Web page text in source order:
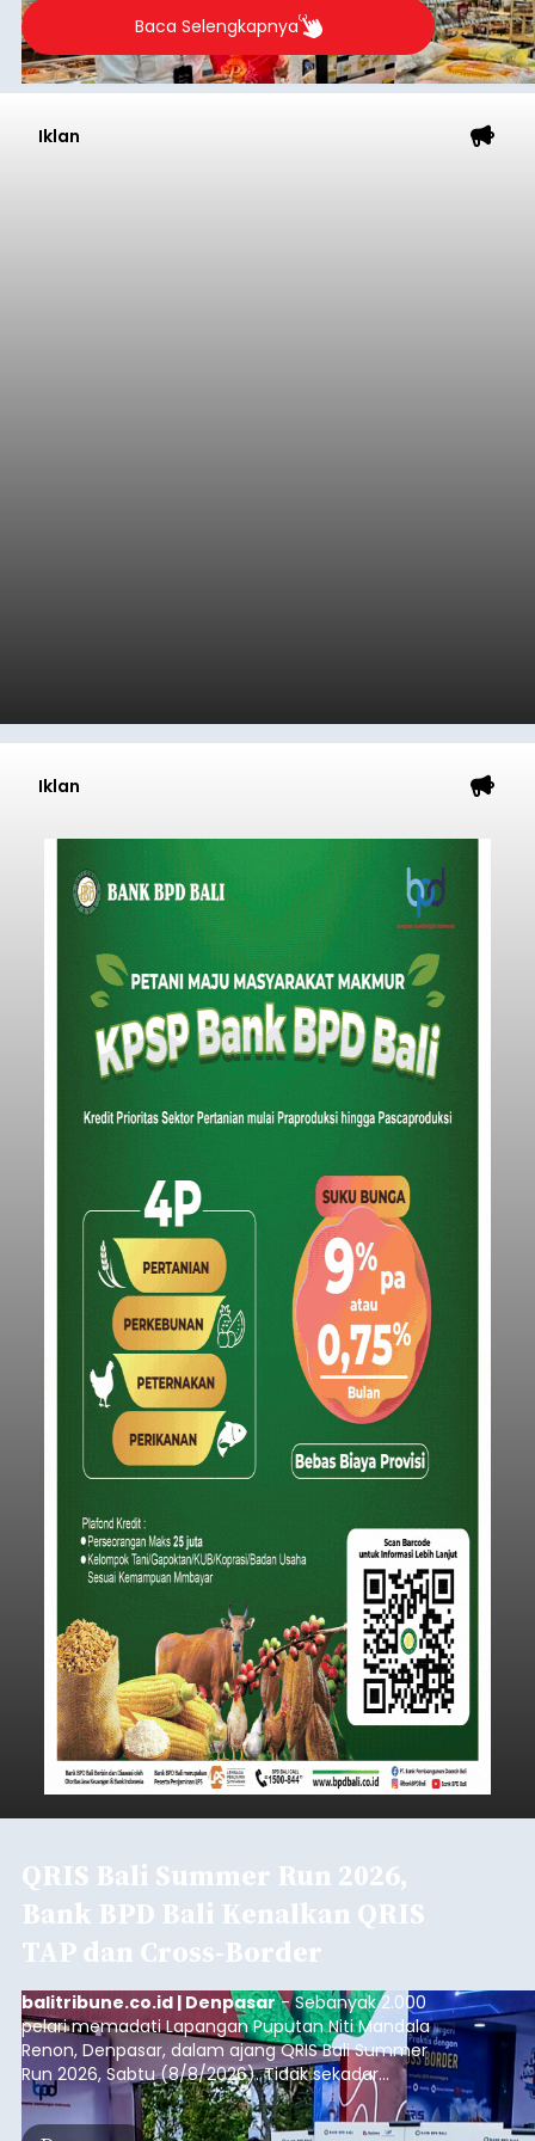
Baca Selengkapnya
Iklan
Iklan
QRIS Bali Summer Run 2026,
Bank BPD Bali Kenalkan QRIS
TAP dan Cross-Border
balitribune.co.id | Denpasar- Sebanyak 2.000
pelari memadati Lapangan Puputan Niti Mandala
Renon, Denpasar, dalam ajang QRIS Bali Summer
Run 2026, Sabtu (8/8/2026). Tidak sekadar
menjadi arena olahraga dengan kategori 5K dan
10K, kegiatan yang digelar Kantor Perwakilan Bank